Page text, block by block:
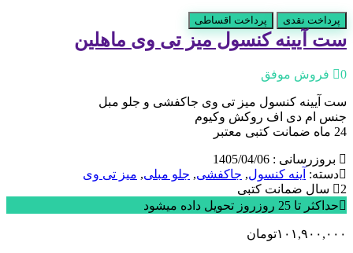
وی
ماهلین
عدد
پرداخت نقدی پرداخت اقساطی
ست آیینه کنسول میز تی وی ماهلین
0 فروش موفق
ست آیینه کنسول میز تی وی جاکفشی و جلو مبل
جنس ام دی اف روکش وکیوم
24 ماه ضمانت کتبی معتبر
بروزرسانی : 1405/04/06
دسته: آینه کنسول, جاکفشی, جلو مبلی, میز تی وی
2 سال ضمانت کتبی
حداکثر تا 25 روزروز تحویل داده میشود
۱۰۱,۹۰۰,۰۰۰تومان